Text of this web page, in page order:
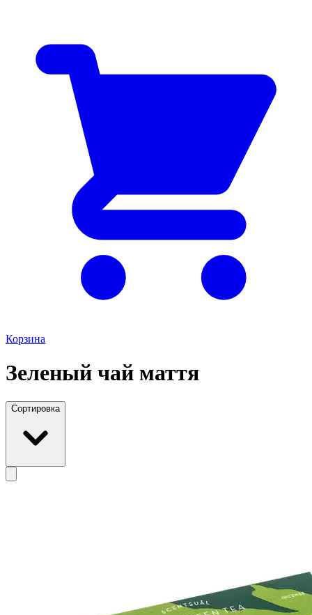
Корзина
Зеленый чай маття
Сортировка